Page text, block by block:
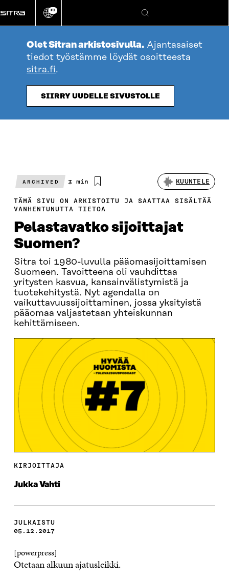
suoraan
sisältöön
Vaihda
kieli
FI
Hae
Olet Sitran arkistosivulla. Ajantasaiset
tiedot työstämme löydät osoitteesta
sitra.fi.
SIIRRY UUDELLE SIVUSTOLLE
ARCHIVED
Arvioitu
3 min KUUNTELE
TÄMÄ SIVU ON ARKISTOITU JA SAATTAA SISÄLTÄÄ
VANHENTUNUTTA TIETOA
Pelastavatko sijoittajat
Suomen?
Sitra toi 1980-luvulla pääomasijoittamisen
Suomeen. Tavoitteena oli vauhdittaa
yritysten kasvua, kansainvälistymistä ja
tuotekehitystä. Nyt agendalla on
vaikuttavuussijoittaminen, jossa yksityistä
pääomaa valjastetaan yhteiskunnan
kehittämiseen.
KIRJOITTAJA
Jukka Vahti
JULKAISTU
05.12.2017
[powerpress]
Otetaan alkuun ajatusleikki.